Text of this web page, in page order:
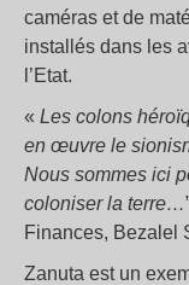
caméras et de
installés dans les
l’Etat.
« Les colons
en œuvre le
Nous sommes ici
coloniser la terre…
Finances, Bezalel
Zanuta est un